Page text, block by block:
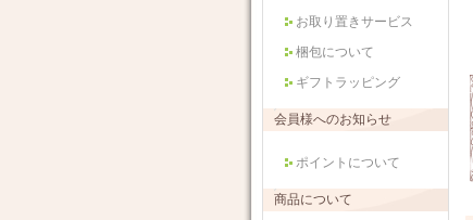
お取り置きサービス
梱包について
ギフトラッピング
会員様へのお知らせ
ポイントについて
商品について